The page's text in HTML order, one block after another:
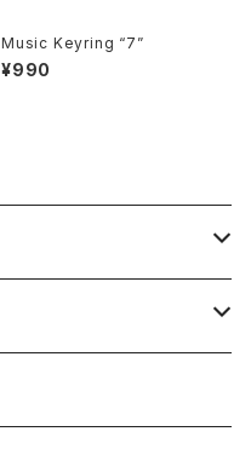
Music Keyring “7”
¥990